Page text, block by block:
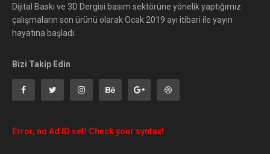
Dijital Baskı ve 3D Dergisi basım sektörüne yönelik yaptığımız
çalışmaların son ürünü olarak Ocak 2019 ayı itibari ile yayın
hayatına başladı.
Bizi Takip Edin
Error, no Ad ID set! Check your syntax!